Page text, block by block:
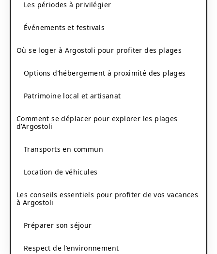
Les périodes à privilégier
Événements et festivals
Où se loger à Argostoli pour profiter des plages
Options d’hébergement à proximité des plages
Patrimoine local et artisanat
Comment se déplacer pour explorer les plages
d’Argostoli
Transports en commun
Location de véhicules
Les conseils essentiels pour profiter de vos vacances
à Argostoli
Préparer son séjour
Respect de l’environnement